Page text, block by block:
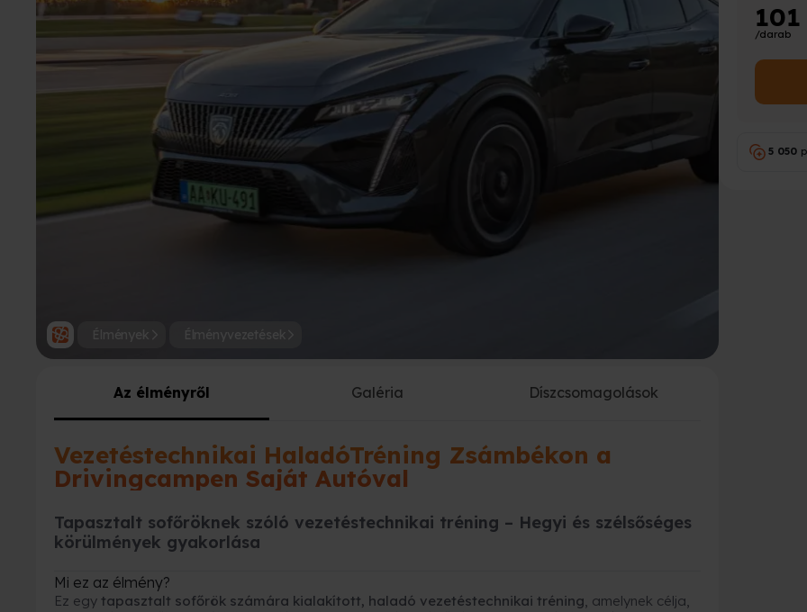
Élmények Élményvezetések
Az élményről Galéria Díszcsomagolások
Vezetéstechnikai HaladóTréning Zsámbékon a
Drivingcampen Saját Autóval
Tapasztalt sofőröknek szóló vezetéstechnikai tréning – Hegyi és szélsőséges
körülmények gyakorlása
Mi ez az élmény?
Ez egy tapasztalt sofőrök számára kialakított, haladó vezetéstechnikai tréning, amelynek célja,
/darab
5 050